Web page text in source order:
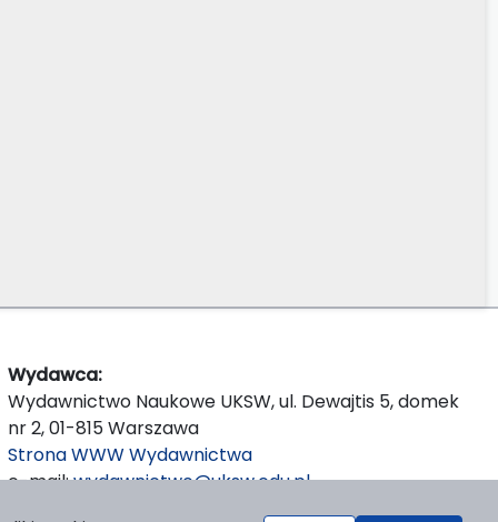
Wydawca:
Wydawnictwo Naukowe UKSW, ul. Dewajtis 5, domek
nr 2, 01-815 Warszawa
Strona WWW Wydawnictwa
e-mail:wydawnictwo@uksw.edu.pl